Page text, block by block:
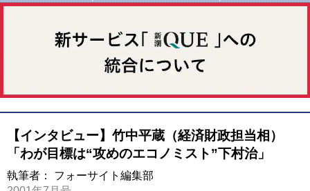
【インタビュー】竹中平蔵（経済財政担当相）
「わが目標は“攻めのエコノミスト”下村治」
執筆者： フォーサイト編集部